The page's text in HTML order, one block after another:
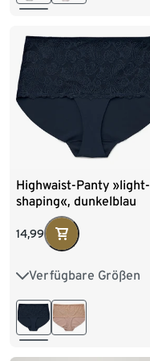
Highwaist-Panty »light-
shaping«, dunkelblau
14,99
Verfügbare Größen
S 36/38 M 40/42
L 44/46